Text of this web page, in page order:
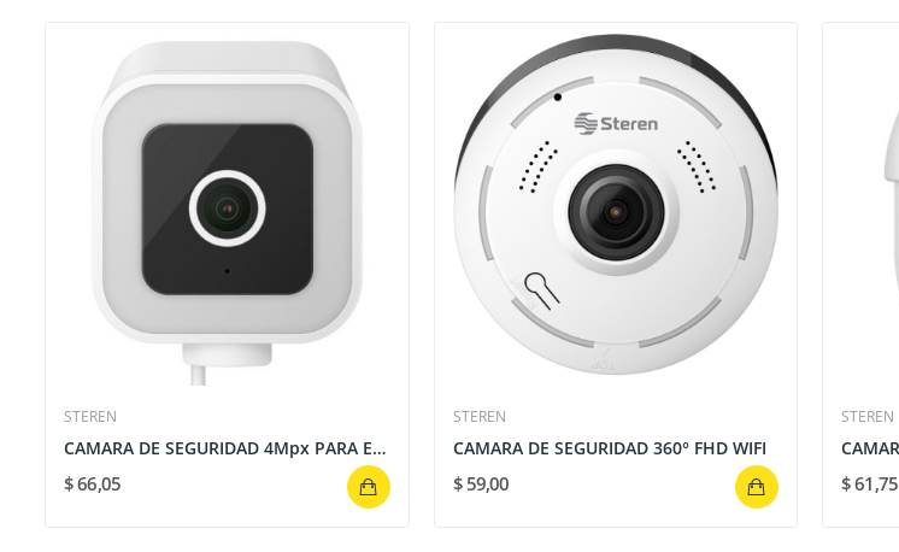
STEREN
CAMARA DE SEGURIDAD 4Mpx PARA EXTERIOR WIFI
$ 66,05
STEREN
CAMARA DE SEGURIDAD 360° FHD WIFI
$ 59,00
STEREN
$ 61,75